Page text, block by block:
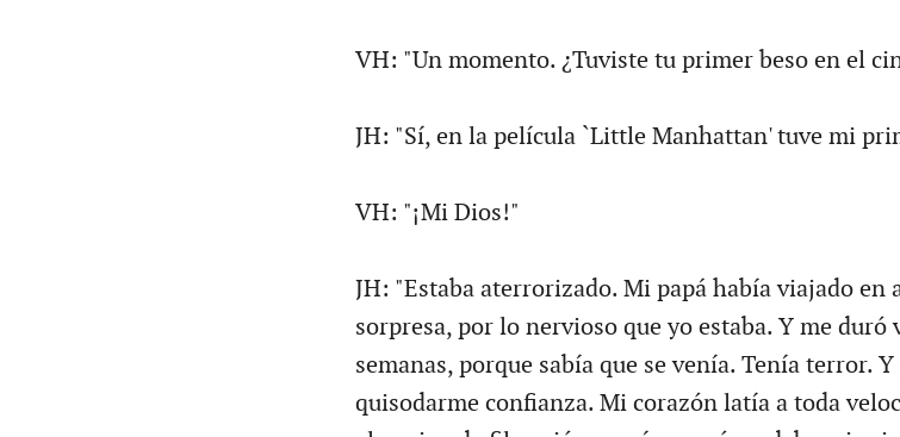
VH: "Un momento. ¿Tuviste tu primer beso en el
JH: "Sí, en la película `Little Manhattan' tuve mi
VH: "¡Mi Dios!"
JH: "Estaba aterrorizado. Mi papá había viajado en
sorpresa, por lo nervioso que yo estaba. Y me duró
semanas, porque sabía que se venía. Tenía terror. Y
quisodarme confianza. Mi corazón latía a toda